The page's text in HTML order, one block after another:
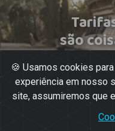
são
🍪 Usamos cookies
experiência em nosso
site, assumiremos que